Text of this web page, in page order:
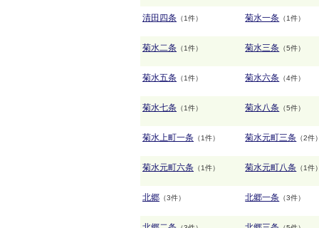
清田四条 （1件） 菊水一条 （1件）
菊水二条 （1件） 菊水三条 （5件）
菊水五条 （1件） 菊水六条 （4件）
菊水七条 （1件） 菊水八条 （5件）
菊水上町一条 （1件） 菊水元町三条 （2件）
菊水元町六条 （1件） 菊水元町八条 （1件）
北郷 （3件） 北郷一条 （3件）